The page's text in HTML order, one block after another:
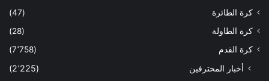
كرة الطائرة
(47)
كرة الطاولة
(28)
كرة القدم
(7٬758)
أخبار المحترفين
(2٬225)